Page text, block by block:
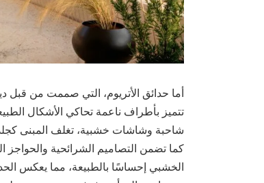
أما حدائق الأتريوم، التي صممت من قبل
تتميز بأطراف ناعمة تحاكي الأشكال
شاحبة وشاشات خشبية، تغلف المبنى كجلد
كما تضمن التصاميم الشرائحية والحواجز